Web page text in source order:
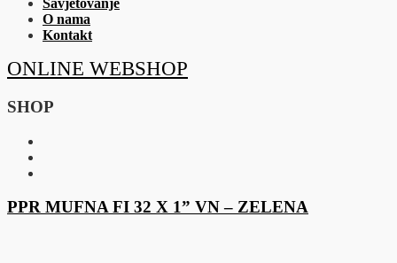
Savjetovanje
O nama
Kontakt
ONLINE WEBSHOP
SHOP
PPR MUFNA FI 32 X 1” VN – ZELENA